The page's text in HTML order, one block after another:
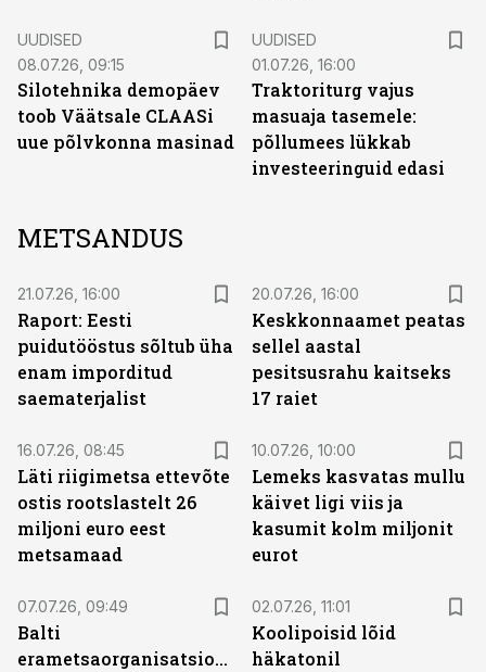
UUDISED
08.07.26, 09:15
Silotehnika demopäev
toob Väätsale CLAASi
uue põlvkonna masinad
UUDISED
01.07.26, 16:00
Traktoriturg vajus
masuaja tasemele:
põllumees lükkab
investeeringuid edasi
METSANDUS
21.07.26, 16:00
Raport: Eesti
puidutööstus sõltub üha
enam imporditud
saematerjalist
20.07.26, 16:00
Keskkonnaamet peatas
sellel aastal
pesitsusrahu kaitseks
17 raiet
16.07.26, 08:45
Läti riigimetsa ettevõte
ostis rootslastelt 26
miljoni euro eest
metsamaad
10.07.26, 10:00
Lemeks kasvatas mullu
käivet ligi viis ja
kasumit kolm miljonit
eurot
07.07.26, 09:49
Balti
erametsaorganisatsioonid
02.07.26, 11:01
Koolipoisid lõid
häkatonil